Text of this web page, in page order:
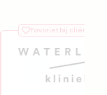
Favoriet bij cliënten